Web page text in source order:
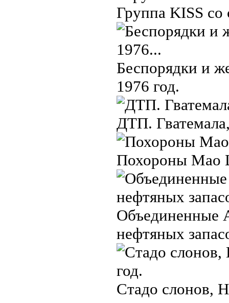
Группа KISS со
Беспорядки и
1976 год.
ДТП.
Похороны Мао
Объединенные
нефтяных
Стадо слонов,